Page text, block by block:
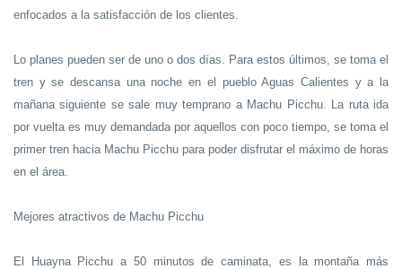
enfocados a la satisfacción de los clientes.
Lo planes pueden ser de uno o dos días. Para estos últimos, se toma el
tren y se descansa una noche en el pueblo Aguas Calientes y a la
mañana siguiente se sale muy temprano a Machu Picchu. La ruta ida
por vuelta es muy demandada por aquellos con poco tiempo, se toma el
primer tren hacia Machu Picchu para poder disfrutar el máximo de horas
en el área.
Mejores atractivos de Machu Picchu
El Huayna Picchu a 50 minutos de caminata, es la montaña más